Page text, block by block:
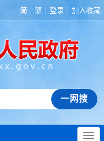
简 繁 登录 加入收藏